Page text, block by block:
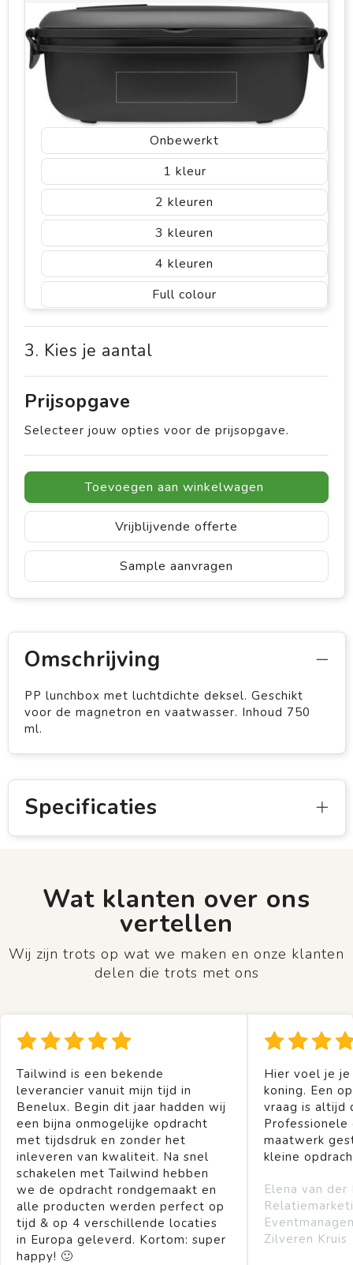
Onbewerkt
1
2
3
4
Full colour
3. Kies je aantal
Prijsopgave
Selecteer jouw opties voor de prijsopgave.
Toevoegen aan winkelwagen
Vrijblijvende offerte
Sample aanvragen
Omschrijving
PP lunchbox met luchtdichte deksel. Geschikt
voor de magnetron en vaatwasser. Inhoud 750
ml.
Specificaties
Wat klanten over ons
vertellen
Wij zijn trots op wat we maken en onze klanten
delen die trots met ons
Tailwind is een bekende
leverancier vanuit mijn tijd in
Benelux. Begin dit jaar hadden wij
een bijna onmogelijke opdracht
met tijdsdruk en zonder het
inleveren van kwaliteit. Na snel
schakelen met Tailwind hebben
we de opdracht rondgemaakt en
alle producten werden perfect op
tijd & op 4 verschillende locaties
in Europa geleverd. Kortom: super
happy! 🙂
Hier voel je
koning. Een
vraag is altijd
Professionele
maatwerk
kleine
Elena van der
Zilveren Kruis